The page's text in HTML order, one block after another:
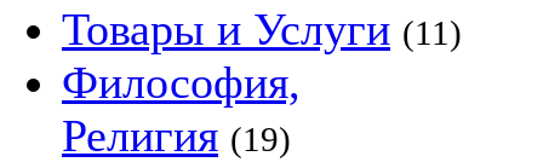
Товары и Услуги (11)
Философия,
Религия (19)